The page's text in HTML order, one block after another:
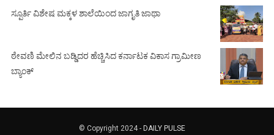
ಸ್ಪೂರ್ತಿ ವಿಶೇಷ ಮಕ್ಕಳ ಶಾಲೆಯಿಂದ ಜಾಗೃತಿ ಜಾಥಾ
ಠೇವಣಿ ಮೇಲಿನ ಬಡ್ಡಿದರ ಹೆಚ್ಚಿಸಿದ ಕರ್ನಾಟಕ ವಿಕಾಸ ಗ್ರಾಮೀಣ
ಬ್ಯಾಂಕ್
© Copyright 2024 - DAILY PULSE